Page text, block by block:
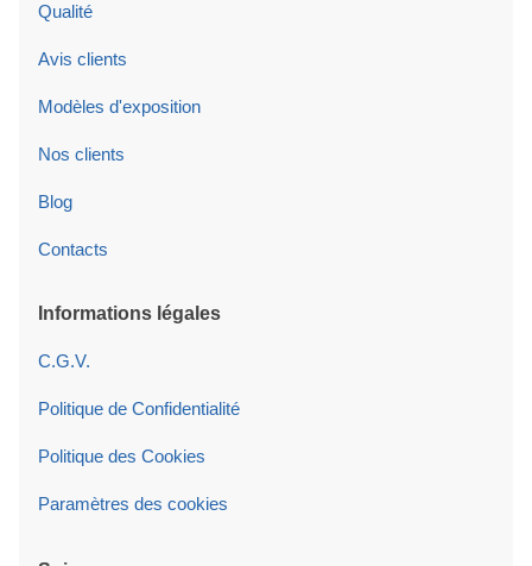
Qualité
Avis clients
Modèles d'exposition
Nos clients
Blog
Contacts
Informations légales
C.G.V.
Politique de Confidentialité
Politique des Cookies
Paramètres des cookies